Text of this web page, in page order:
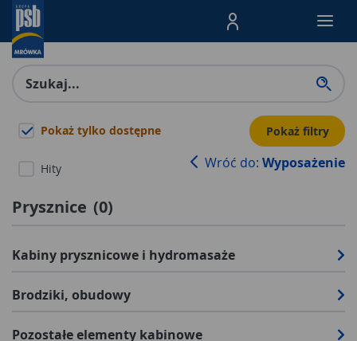
Menu Produktów,
Pokaż tylko dostępne
Hity
Pokaż filtry
Wróć do: Wyposażenie
Prysznice (0)
Kabiny prysznicowe i hydromasaże
Brodziki, obudowy
Pozostałe elementy kabinowe